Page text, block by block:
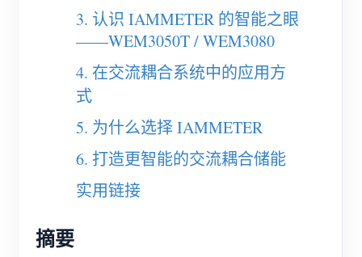
电动汽车充电桩
IAMMETER 模拟器
虚拟电表
能源预测与仿真系统
应用
商店
3. 认识 IAMMETER 的智能之眼
——WEM3050T / WEM3080
4. 在交流耦合系统中的应用方
式
5. 为什么选择 IAMMETER
6. 打造更智能的交流耦合储能
实用链接
摘要